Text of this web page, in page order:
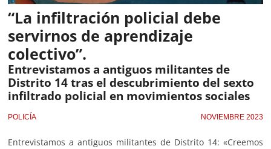
“La infiltración policial debe
servirnos de aprendizaje
colectivo”.
Entrevistamos a antiguos militantes de
Distrito 14 tras el descubrimiento del sexto
infiltrado policial en movimientos sociales
POLICÍA NOVIEMBRE 2023
Entrevistamos a antiguos militantes de Distrito 14: «Creemos